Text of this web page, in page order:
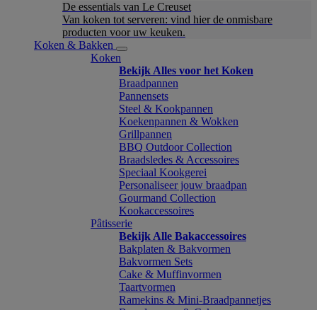
De essentials van Le Creuset
Van koken tot serveren: vind hier de onmisbare
producten voor uw keuken.
Koken & Bakken
Koken
Bekijk Alles voor het Koken
Braadpannen
Pannensets
Steel & Kookpannen
Koekenpannen & Wokken
Grillpannen
BBQ Outdoor Collection
Braadsledes & Accessoires
Speciaal Kookgerei
Personaliseer jouw braadpan
Gourmand Collection
Kookaccessoires
Pâtisserie
Bekijk Alle Bakaccessoires
Bakplaten & Bakvormen
Bakvormen Sets
Cake & Muffinvormen
Taartvormen
Ramekins & Mini-Braadpannetjes